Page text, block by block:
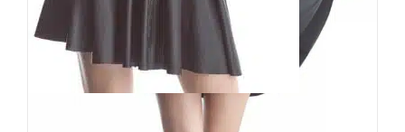
Demoniq Kleid Ava